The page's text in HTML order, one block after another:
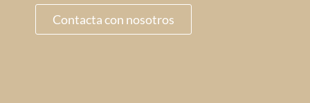
Contacta con nosotros